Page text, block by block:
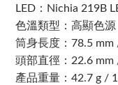
LED：Nichia 219B
色溫類型：高顯色源
筒身長度：78.5 mm
頭部直徑：22.6 mm
產品重量：42.7 g /